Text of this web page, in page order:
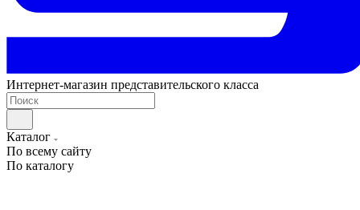
Интернет-магазин представительского класса
Каталог
По всему сайту
По каталогу